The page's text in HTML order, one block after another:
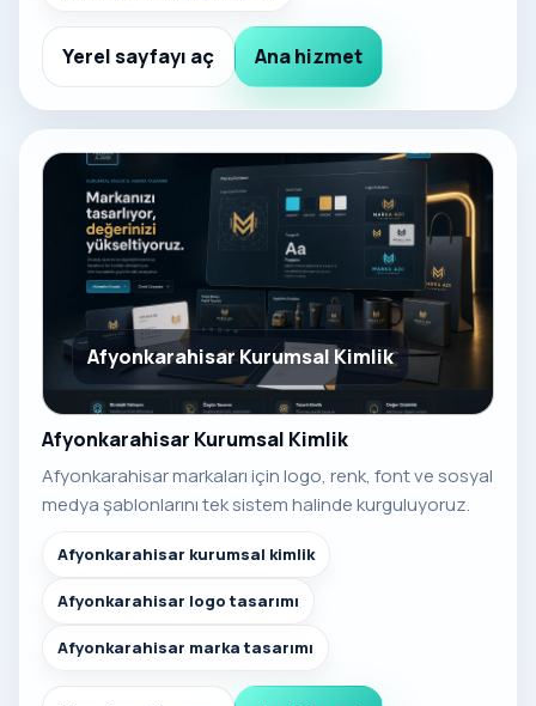
Yerel sayfayı aç Ana hizmet
Afyonkarahisar Kurumsal Kimlik
Afyonkarahisar Kurumsal Kimlik
Afyonkarahisar markaları için logo, renk, font ve sosyal
medya şablonlarını tek sistem halinde kurguluyoruz.
Afyonkarahisar kurumsal kimlik
Afyonkarahisar logo tasarımı
Afyonkarahisar marka tasarımı